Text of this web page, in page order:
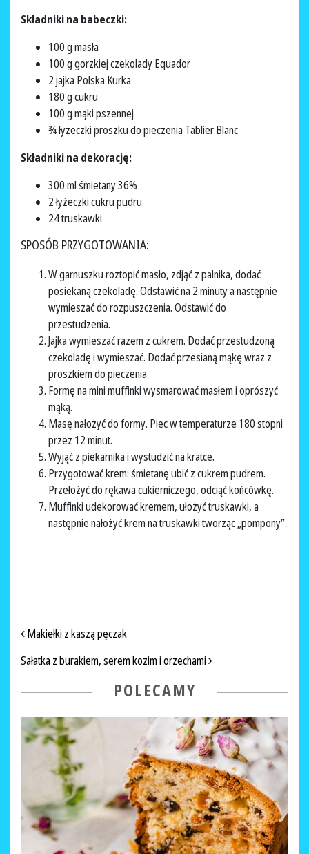
Składniki na babeczki:
100 g masła
100 g gorzkiej czekolady Equador
2 jajka Polska Kurka
180 g cukru
100 g mąki pszennej
¾ łyżeczki proszku do pieczenia Tablier Blanc
Składniki na dekorację:
300 ml śmietany 36%
2 łyżeczki cukru pudru
24 truskawki
SPOSÓB PRZYGOTOWANIA:
W garnuszku roztopić masło, zdjąć z palnika, dodać
posiekaną czekoladę. Odstawić na 2 minuty a następnie
wymieszać do rozpuszczenia. Odstawić do
przestudzenia.
Jajka wymieszać razem z cukrem. Dodać przestudzoną
czekoladę i wymieszać. Dodać przesianą mąkę wraz z
proszkiem do pieczenia.
Formę na mini muffinki wysmarować masłem i oprószyć
mąką.
Masę nałożyć do formy. Piec w temperaturze 180 stopni
przez 12 minut.
Wyjąć z piekarnika i wystudzić na kratce.
Przygotować krem: śmietanę ubić z cukrem pudrem.
Przełożyć do rękawa cukierniczego, odciąć końcówkę.
Muffinki udekorować kremem, ułożyć truskawki, a
następnie nałożyć krem na truskawki tworząc „pompony”.
NAWIGACJA PO ARTYKUŁACH
Makiełki z kaszą pęczak
Sałatka z burakiem, serem kozim i orzechami
POLECAMY